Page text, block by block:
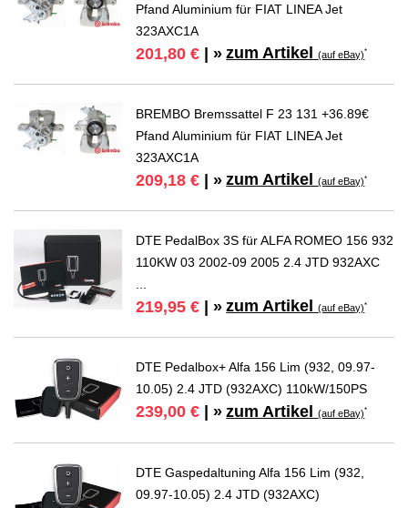
Pfand Aluminium für FIAT LINEA Jet
323AXC1A
201,80 € | » zum Artikel(auf eBay)*
BREMBO Bremssattel F 23 131 +36.89€
Pfand Aluminium für FIAT LINEA Jet
323AXC1A
209,18 € | » zum Artikel(auf eBay)*
DTE PedalBox 3S für ALFA ROMEO 156 932
110KW 03 2002-09 2005 2.4 JTD 932AXC
219,95 € | » zum Artikel(auf eBay)*
DTE Pedalbox+ Alfa 156 Lim (932, 09.97-
10.05) 2.4 JTD (932AXC) 110kW/150PS
239,00 € | » zum Artikel(auf eBay)*
DTE Gaspedaltuning Alfa 156 Lim (932,
09.97-10.05) 2.4 JTD (932AXC)